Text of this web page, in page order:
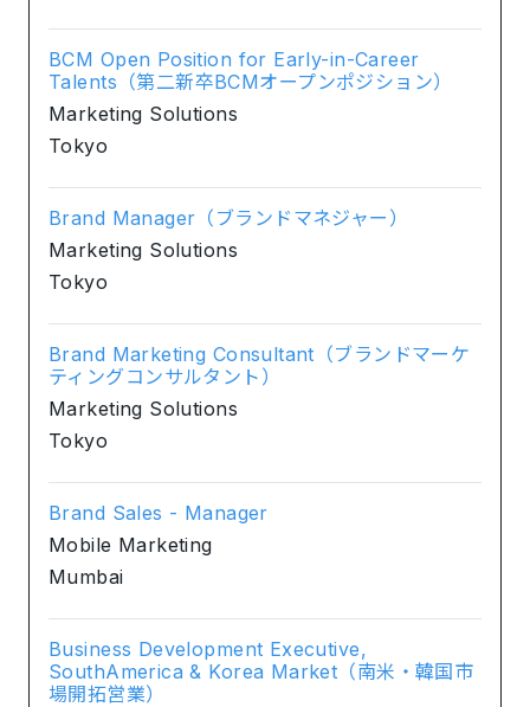
BCM Open Position for Early-in-Career
Talents（第二新卒BCMオープンポジション）
Marketing Solutions
Tokyo
Brand Manager（ブランドマネジャー）
Marketing Solutions
Tokyo
Brand Marketing Consultant（ブランドマーケ
ティングコンサルタント）
Marketing Solutions
Tokyo
Brand Sales - Manager
Mobile Marketing
Mumbai
Business Development Executive,
SouthAmerica & Korea Market（南米・韓国市
場開拓営業）